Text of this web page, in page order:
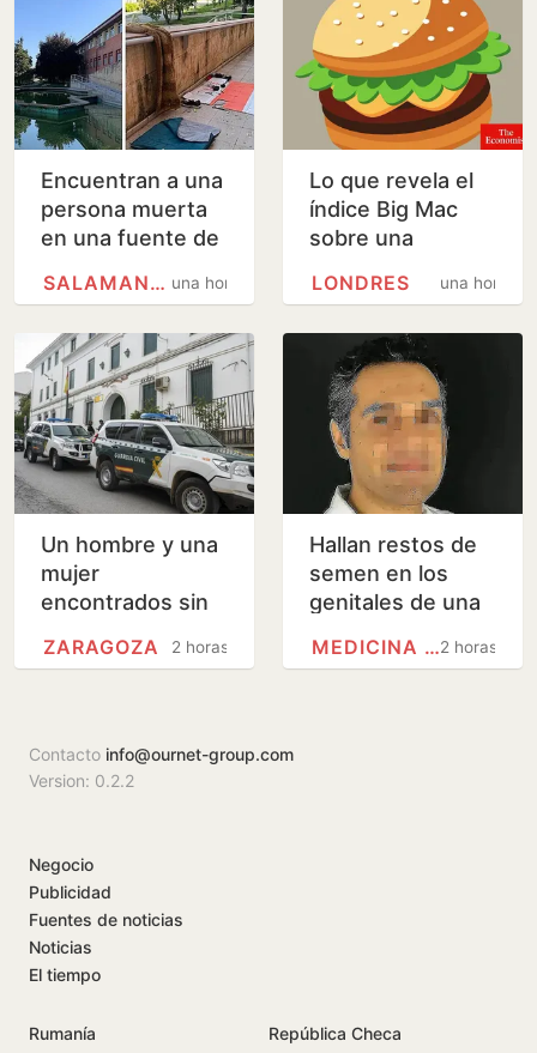
Encuentran a una
persona muerta
en una fuente de
una hora
SALAMANCA
Lo que revela el
índice Big Mac
sobre una
carne» monetaria
una hora
LONDRES
Un hombre y una
mujer
encontrados sin
vivienda de
violencia
2 horas
ZARAGOZA
Hallan restos de
semen en los
genitales de una
cirujano acusado
2 horas
MEDICINA FORENSE
Contacto info@ournet-group.com
Version: 0.2.2
Negocio
Publicidad
Fuentes de noticias
Noticias
El tiempo
Rumanía República Checa